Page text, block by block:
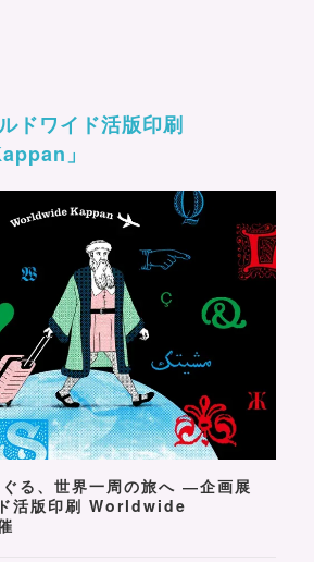
ドワイド活版印刷
」
る、世界一周の旅へ ―企画展
ド活版印刷 Worldwide